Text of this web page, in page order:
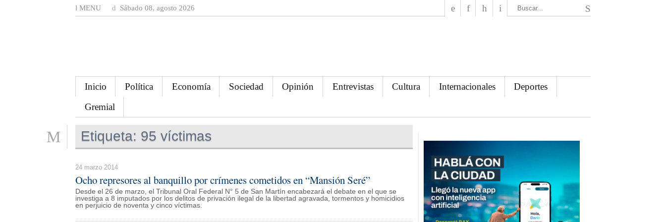
MENU Sábado 08, agosto 2026
Inicio Política Economía Sociedad Opinión Entrevistas Cultura Internacionales
Deportes
Gremial
Etiqueta: 95 víctimas
24 marzo 2014
Ocho represores al banquillo por crímenes cometidos en “Mansión Seré”
Desde el 26 de marzo, el Tribunal Oral Federal N° 5 de San Martín encabezará el debate en el que se
investiga a 8 imputados por los delitos de privación ilegal de la libertad agravada, tormentos y homicidios
en perjuicio de noventa y cinco víctimas.